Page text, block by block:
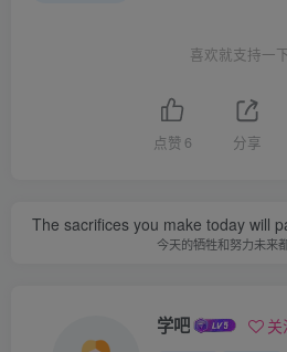
喜欢就支持一
点赞 6 分享
The sacrifices you make today will
今天的牺牲和努力未来
学吧 关